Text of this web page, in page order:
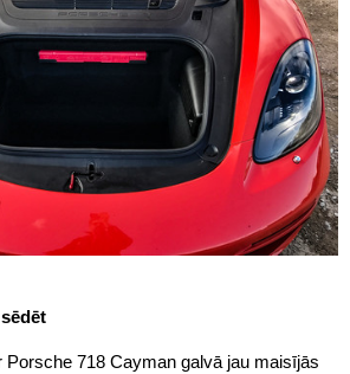
718 Cayman galvā jau maisījās